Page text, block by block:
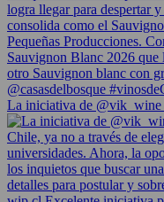
La iniciativa de @vik_wine